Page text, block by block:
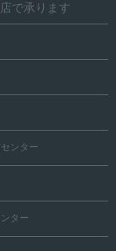
で承ります
ンター
ター